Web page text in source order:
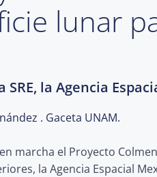
lunar
SRE, la Agencia
. Gaceta UNAM.
marcha el Proyecto
la Agencia Espacial